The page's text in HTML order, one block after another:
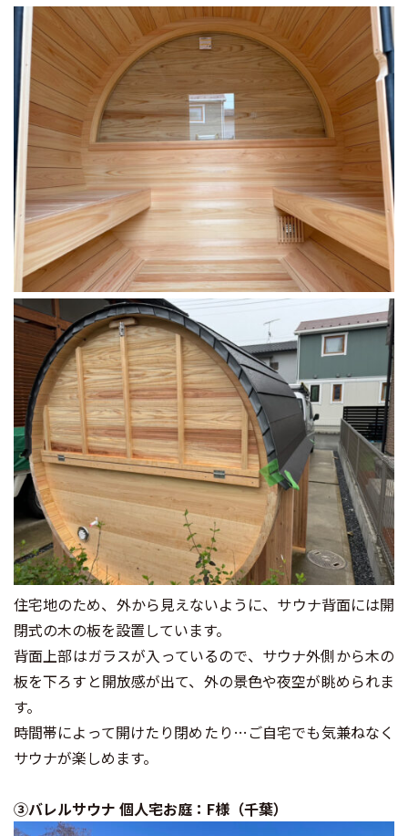
住宅地のため、外から見えないように、サウナ背面には開
閉式の木の板を設置しています。
背面上部はガラスが入っているので、サウナ外側から木の
板を下ろすと開放感が出て、外の景色や夜空が眺められま
す。
時間帯によって開けたり閉めたり…ご自宅でも気兼ねなく
サウナが楽しめます。
③バレルサウナ 個人宅お庭：F様（千葉）